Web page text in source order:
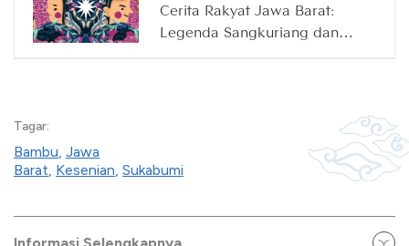
Cerita Rakyat Jawa Barat:
Legenda Sangkuriang dan
Tagar:
Bambu, Jawa
Barat, Kesenian, Sukabumi
Informasi Selengkapnya